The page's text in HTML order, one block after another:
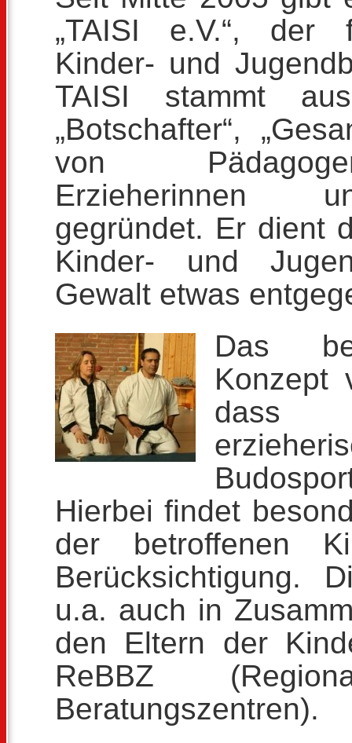
„TAISI e.V.“, der
Kinder- und
TAISI stammt
„Botschafter“,
von
Erzieherinnen
gegründet. Er dient
Kinder- und
Gewalt etwas
Das
Konzept
dass
Hierbei findet
der betroffenen
Berücksichtigung.
u.a. auch in
den Eltern der
ReBBZ
Beratungszentren).